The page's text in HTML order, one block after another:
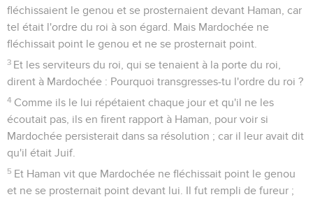
fléchissaient le genou et se prosternaient devant Haman, car
tel était l'ordre du roi à son égard. Mais Mardochée ne
fléchissait point le genou et ne se prosternait point.
3 Et les serviteurs du roi, qui se tenaient à la porte du roi,
dirent à Mardochée : Pourquoi transgresses-tu l'ordre du roi ?
4 Comme ils le lui répétaient chaque jour et qu'il ne les
écoutait pas, ils en firent rapport à Haman, pour voir si
Mardochée persisterait dans sa résolution ; car il leur avait dit
qu'il était Juif.
5 Et Haman vit que Mardochée ne fléchissait point le genou
et ne se prosternait point devant lui. Il fut rempli de fureur ;